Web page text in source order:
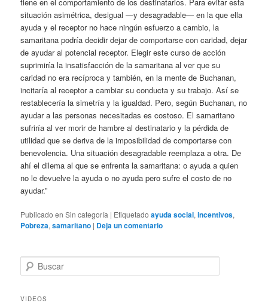
situación asimétrica, desigual —y desagradable— en la que ella
ayuda y el receptor no hace ningún esfuerzo a cambio, la
samaritana podría decidir dejar de comportarse con caridad, dejar
de ayudar al potencial receptor. Elegir este curso de acción
suprimiría la insatisfacción de la samaritana al ver que su
caridad no era recíproca y también, en la mente de Buchanan,
incitaría al receptor a cambiar su conducta y su trabajo. Así se
restablecería la simetría y la igualdad. Pero, según Buchanan, no
ayudar a las personas necesitadas es costoso. El samaritano
sufriría al ver morir de hambre al destinatario y la pérdida de
utilidad que se deriva de la imposibilidad de comportarse con
benevolencia. Una situación desagradable reemplaza a otra. De
ahí el dilema al que se enfrenta la samaritana: o ayuda a quien
no le devuelve la ayuda o no ayuda pero sufre el costo de no
ayudar.”
Publicado en Sin categoría | Etiquetado ayuda social,incentivos,
Pobreza,samaritano | Deja un comentario
u
c
VIDEOS